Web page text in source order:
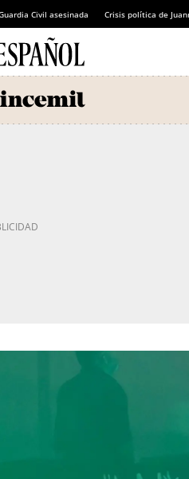
Civil asesinada Crisis política de